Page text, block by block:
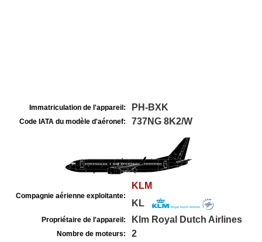
Immatriculation de l'appareil: PH-BXK
Code IATA du modèle d'aéronef: 737NG 8K2/W
Compagnie aérienne exploitante:
KLM
KL
Propriétaire de l'appareil: Klm Royal Dutch Airlines
Nombre de moteurs: 2